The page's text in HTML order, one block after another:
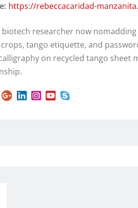
https://rebeccacaridad-
biotech researcher now
crops, tango etiquette, and
on recycled tango